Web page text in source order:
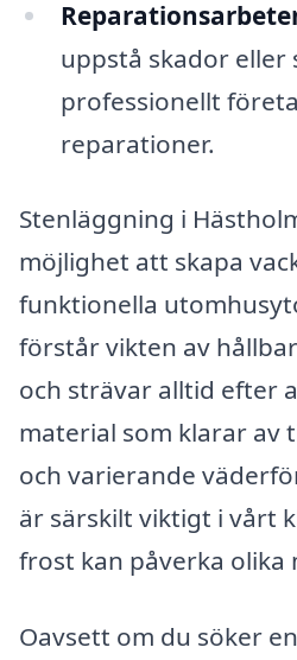
uppstå skador eller
professionellt
reparationer.
Stenläggning i
möjlighet att skapa
funktionella
förstår vikten av
och strävar alltid efter
material som klarar av
och varierande
är särskilt viktigt i vårt
frost kan påverka olika
Oavsett om du söker